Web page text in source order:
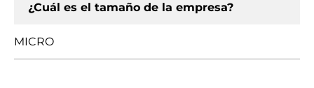
¿Cuál es el tamaño de la empresa?
MICRO